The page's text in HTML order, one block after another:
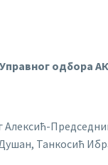
одбора
Алексић-
Танкосић